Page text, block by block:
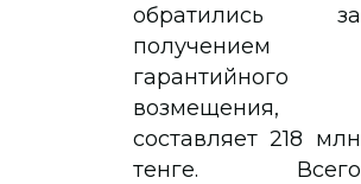
обратились за
получением
гарантийного
возмещения,
составляет 218 млн
тенге. Всего